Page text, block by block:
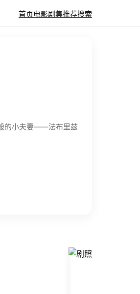
首页电影剧集推荐搜索
的小夫妻——法布里兹